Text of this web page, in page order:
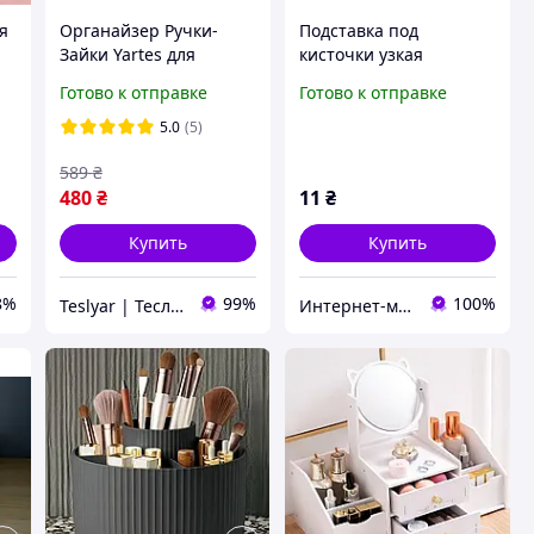
Органайзер Ручки-
Зайки Yartes для
пластиковый
27,5х12х15,5 см белый
Готово к отправке
5.0 (5)
480 ₴
589 ₴
Купить
Teslyar | Тесляр | Всё для дома | Подарки | Опт 99%
Подставка под
кисточки узкая
прозрачная
Готово к отправке
11 ₴
Купить
Интернет-магазин ZakharenkoStudio 100%